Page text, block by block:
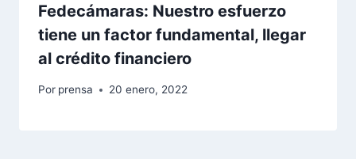
Fedecámaras: Nuestro esfuerzo
tiene un factor fundamental, llegar
al crédito financiero
Por prensa 20 enero, 2022